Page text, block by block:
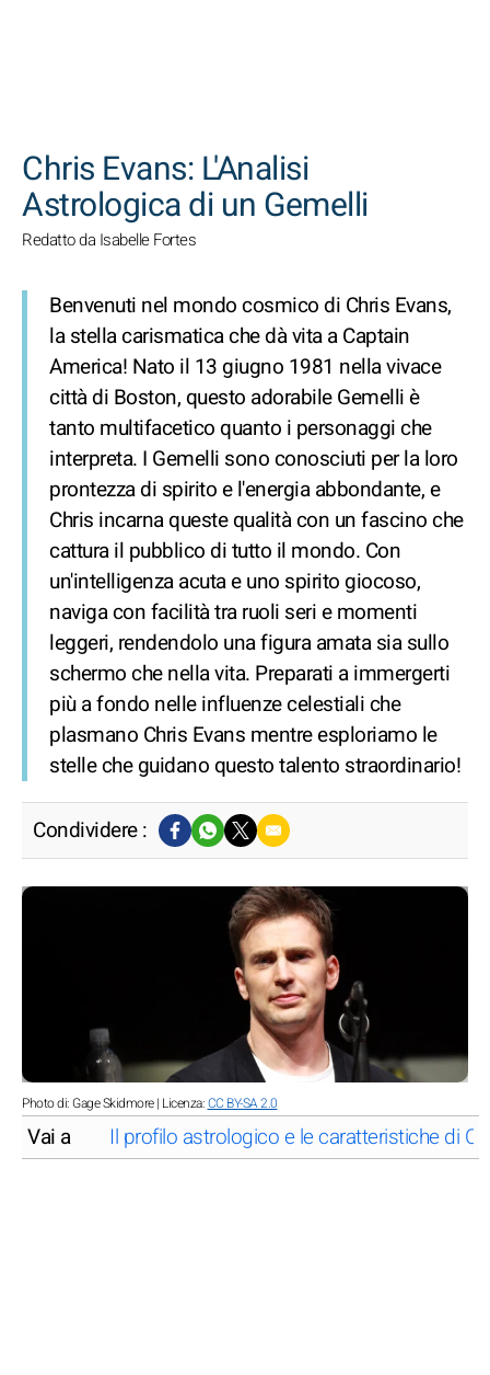
Chris Evans: L'Analisi
Astrologica di un Gemelli
Redatto da Isabelle Fortes
Benvenuti nel mondo cosmico di Chris Evans,
la stella carismatica che dà vita a Captain
America! Nato il 13 giugno 1981 nella vivace
città di Boston, questo adorabile Gemelli è
tanto multifacetico quanto i personaggi che
interpreta. I Gemelli sono conosciuti per la loro
prontezza di spirito e l'energia abbondante, e
Chris incarna queste qualità con un fascino che
cattura il pubblico di tutto il mondo. Con
un'intelligenza acuta e uno spirito giocoso,
naviga con facilità tra ruoli seri e momenti
leggeri, rendendolo una figura amata sia sullo
schermo che nella vita. Preparati a immergerti
più a fondo nelle influenze celestiali che
plasmano Chris Evans mentre esploriamo le
stelle che guidano questo talento straordinario!
Condividere :
Photo di: Gage Skidmore | Licenza:CC BY-SA 2.0
Vai a Il profilo astrologico e le caratteristiche di